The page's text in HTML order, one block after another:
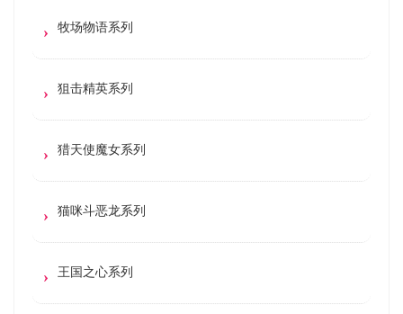
牧场物语系列
狙击精英系列
猎天使魔女系列
猫咪斗恶龙系列
王国之心系列